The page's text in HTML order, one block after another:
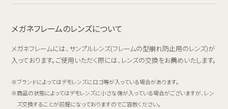
メガネフレームのレンズについて
メガネフレームには、サンプルレンズ(フレームの型崩れ防止用のレンズ)が
入っております。ご使用いただく際には、レンズの交換をお薦めいたします。
ブランドによってはデモレンズにロゴ等が入っている場合があります。
商品の状態によってはデモレンズに小さな傷が入っている場合がございますが、レン
ズ交換することが前提になっておりますのでご容赦ください。